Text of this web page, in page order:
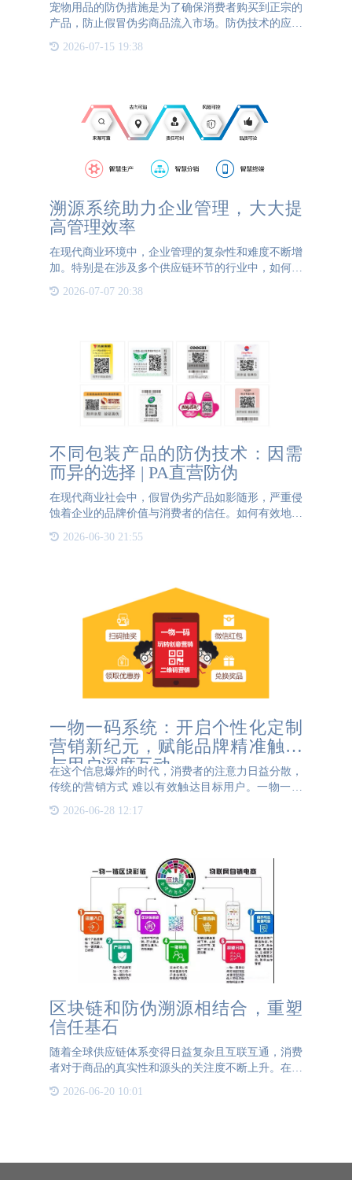
宠物用品的防伪措施是为了确保消费者购买到正宗的
产品，防止假冒伪劣商品流入市场。防伪技术的应用
下面介绍一下宠物用品防伪的几种常见方法及其必要
2026-07-15 19:38
溯源系统助力企业管理，大大提
高管理效率
在现代商业环境中，企业管理的复杂性和难度不断增
加。特别是在涉及多个供应链环节的行业中，如何高
效的管理各个环节，确保产品质量和供应链的稳定
性，成为了企业管理者面临的主要挑战之一。溯源系
2026-07-07 20:38
不同包装产品的防伪技术：因需
而异的选择 | PA直营防伪
在现代商业社会中，假冒伪劣产品如影随形，严重侵
蚀着企业的品牌价值与消费者的信任。如何有效地保
护产品的真实身份，成为了企业面临的重大挑战之
一。防伪技术的应用便显得尤为重要。然而，并非所
2026-06-30 21:55
一物一码系统：开启个性化定制
营销新纪元，赋能品牌精准触达
与用户深度互动
在这个信息爆炸的时代，消费者的注意力日益分散，
传统的营销方式 难以有效触达目标用户。一物一码
系统的出现，为品牌营销带来了革命性的变革。它通
过为每个产品赋予唯一的身份标识，构建起品牌与用
2026-06-28 12:17
区块链和防伪溯源相结合，重塑
信任基石
随着全球供应链体系变得日益复杂且互联互通，消费
者对于商品的真实性和源头的关注度不断上升。在这
一背景下，传统的防伪技术和追溯机制面临着前所未
有的挑战。如何有效地确保信息的真实性、透明性，
2026-06-20 10:01